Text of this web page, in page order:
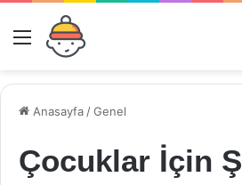
Menü
Anasayfa /Genel
Çocuklar İçin